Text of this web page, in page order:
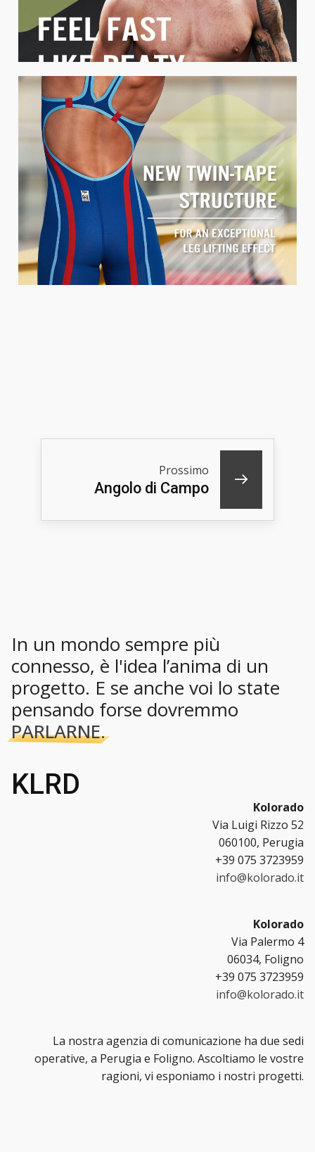
Prossimo
Angolo di Campo
In un mondo sempre più
connesso, è l'idea l’anima di un
progetto. E se anche voi lo state
pensando forse dovremmo
PARLARNE.
KLRD
Kolorado
Via Luigi Rizzo 52
060100, Perugia
+39 075 3723959
info@kolorado.it
Kolorado
Via Palermo 4
06034, Foligno
+39 075 3723959
info@kolorado.it
La nostra agenzia di comunicazione ha due sedi
operative, a Perugia e Foligno. Ascoltiamo le vostre
ragioni, vi esponiamo i nostri progetti.